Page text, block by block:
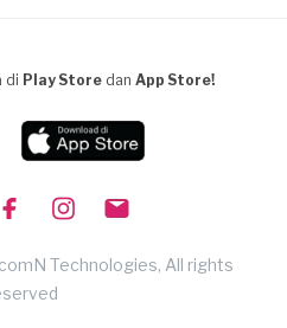
di Play Store dan App Store!
Technologies, All rights